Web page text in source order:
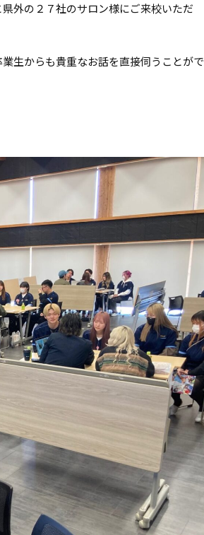
外の２７社のサロン様にご来校いただ
生からも貴重なお話を直接伺うことがで